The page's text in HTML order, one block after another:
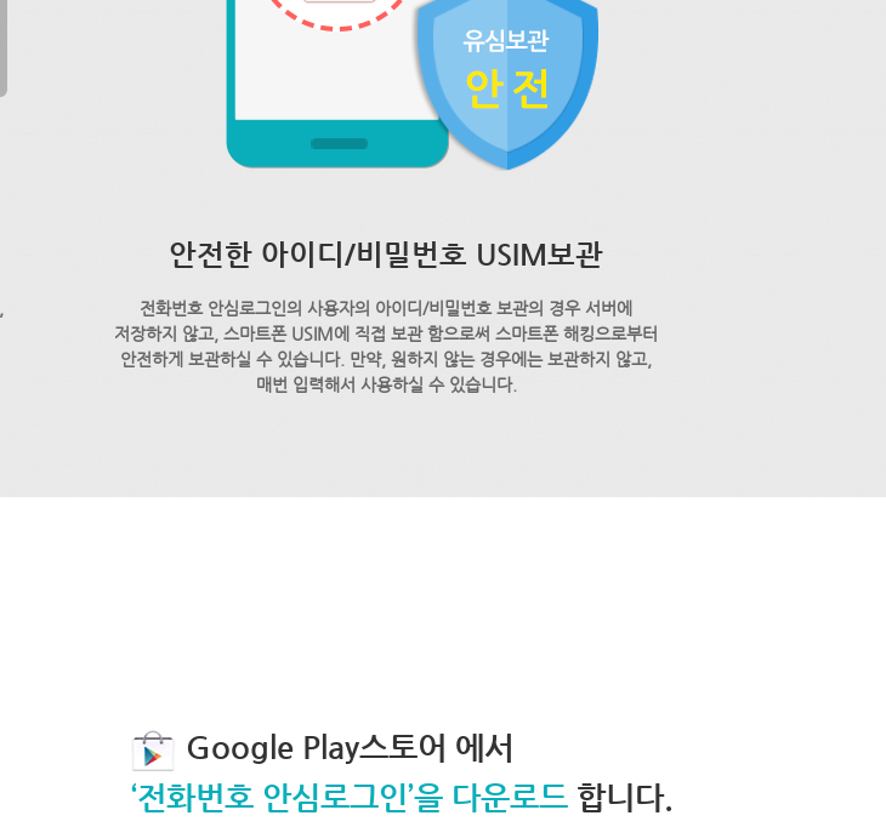
안전한 아이디/비밀번호 USIM보관
전화번호 안심로그인의 사용자의 아이디/비밀번호 보관의 경우 서버에
저장하지 않고, 스마트폰 USIM에 직접 보관 함으로써 스마트폰 해킹으로부터
안전하게 보관하실 수 있습니다. 만약, 원하지 않는 경우에는 보관하지 않고,
매번 입력해서 사용하실 수 있습니다.
Google Play스토어 에서
‘전화번호 안심로그인’을 다운로드 합니다.